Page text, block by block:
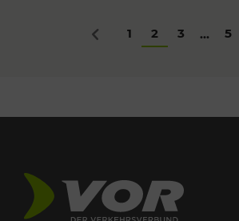
Zurück
1 2 3 ... 5